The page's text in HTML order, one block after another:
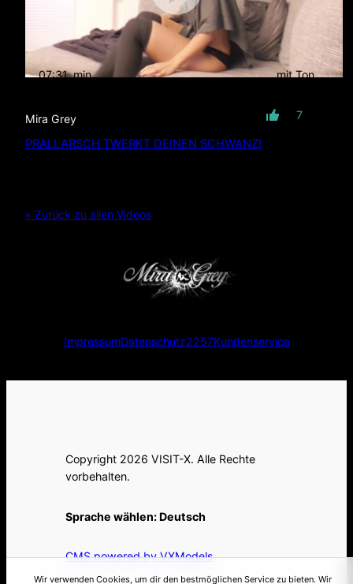
07:31 min mit Ton
Mira Grey 7
PRALLARSCH TWERKT DEINEN SCHWANZ!
« Zurück zu allen Videos
ImpressumDatenschutz2257Kundenservice
Copyright 2026 VISIT-X. Alle Rechte
vorbehalten.
Sprache wählen:Deutsch
CMS powered by VXModels
Wir verwenden Cookies, um dir den bestmöglichen Service zu bieten. Wir